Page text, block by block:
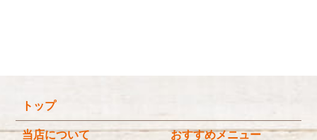
2025年9月(3)
トップ
当店について おすすめメニュー